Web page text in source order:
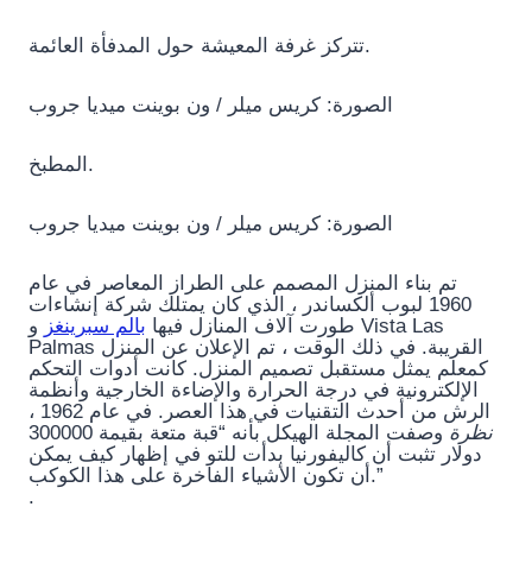
تتركز غرفة المعيشة حول المدفأة العائمة.
الصورة: كريس ميلر / ون بوينت ميديا ​​جروب
المطبخ.
الصورة: كريس ميلر / ون بوينت ميديا ​​جروب
تم بناء المنزل المصمم على الطراز المعاصر في عام
1960 لبوب ألكساندر ، الذي كان يمتلك شركة إنشاءات
طورت آلاف المنازل فيها بالم سبرينغز و Vista Las
Palmas القريبة. في ذلك الوقت ، تم الإعلان عن المنزل
كمعلم يمثل مستقبل تصميم المنزل. كانت أدوات التحكم
الإلكترونية في درجة الحرارة والإضاءة الخارجية وأنظمة
الرش من أحدث التقنيات في هذا العصر. في عام 1962 ،
نظرة
وصفت المجلة الهيكل بأنه “قبة متعة بقيمة 300000
دولار تثبت أن كاليفورنيا بدأت للتو في إظهار كيف يمكن
أن تكون الأشياء الفاخرة على هذا الكوكب.”
.